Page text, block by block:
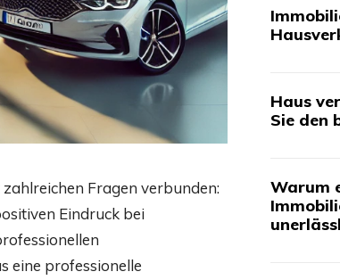
Fragen verbunden:
Eindruck bei
eine professionelle
Haus
Sie den
Warum